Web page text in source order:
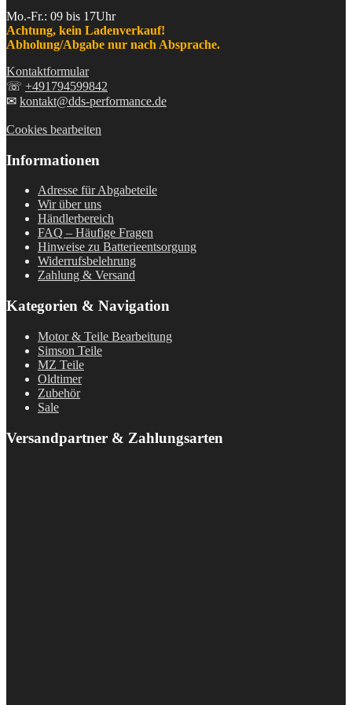
Mo.-Fr.: 09 bis 17Uhr
Achtung, kein Ladenverkauf!
Abholung/Abgabe nur nach Absprache.
Kontaktformular
☏ +491794599842
✉ kontakt@dds-performance.de
Cookies bearbeiten
Informationen
Adresse für Abgabeteile
Wir über uns
Händlerbereich
FAQ – Häufige Fragen
Hinweise zu Batterieentsorgung
Widerrufsbelehrung
Zahlung & Versand
Kategorien & Navigation
Motor & Teile Bearbeitung
Simson Teile
MZ Teile
Oldtimer
Zubehör
Sale
Versandpartner & Zahlungsarten